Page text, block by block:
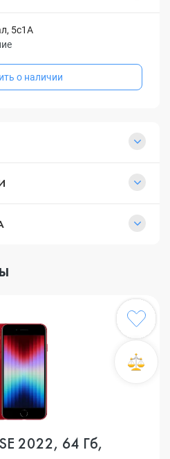
5с1А
о наличии
2022, 64 Гб,